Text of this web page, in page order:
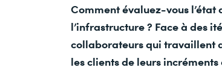
Comment évaluez-vous
l’infrastructure ? Face à des
collaborateurs qui travaillent
les clients de leurs